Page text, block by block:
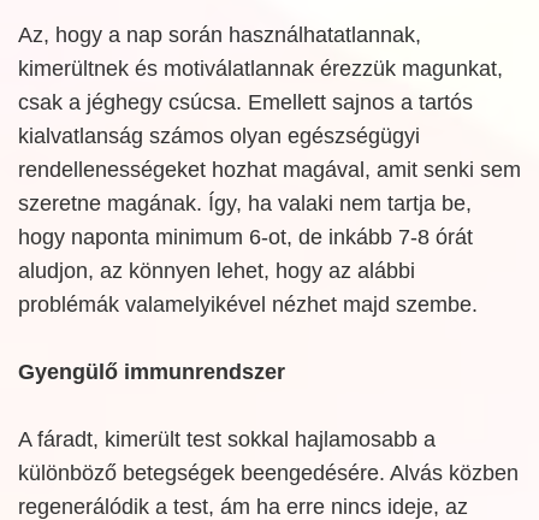
Az, hogy a nap során használhatatlannak,
kimerültnek és motiválatlannak érezzük magunkat,
csak a jéghegy csúcsa. Emellett sajnos a tartós
kialvatlanság számos olyan egészségügyi
rendellenességeket hozhat magával, amit senki sem
szeretne magának. Így, ha valaki nem tartja be,
hogy naponta minimum 6-ot, de inkább 7-8 órát
aludjon, az könnyen lehet, hogy az alábbi
problémák valamelyikével nézhet majd szembe.
Gyengülő immunrendszer
A fáradt, kimerült test sokkal hajlamosabb a
különböző betegségek beengedésére. Alvás közben
regenerálódik a test, ám ha erre nincs ideje, az